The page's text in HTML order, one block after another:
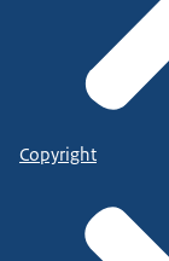
Copyright